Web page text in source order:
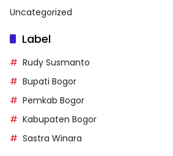
Uncategorized
Label
Rudy Susmanto
Bupati Bogor
Pemkab Bogor
Kabupaten Bogor
Sastra Winara